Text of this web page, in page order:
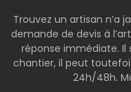
Trouvez un artisan n’a
demande de devis à
réponse immédiate. Il
chantier, il peut
24h/48h.